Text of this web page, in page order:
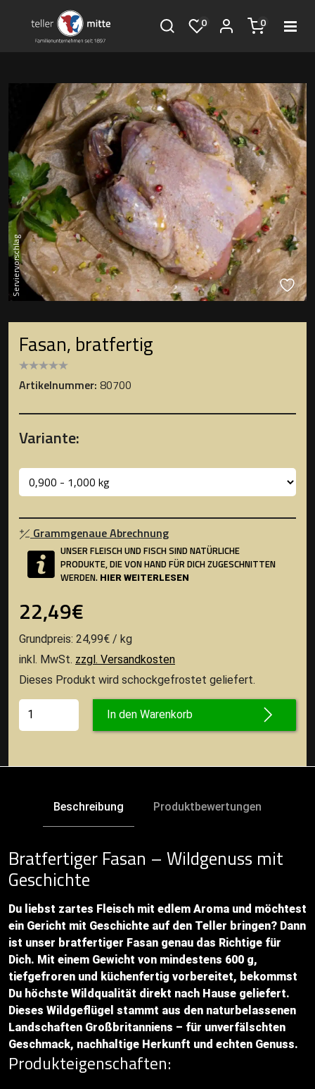
0 0
Serviervorschlag
Fasan, bratfertig
Artikelnummer: 80700
Variante:
Grammgenaue Abrechnung
UNSER FLEISCH UND FISCH SIND NATÜRLICHE
PRODUKTE, DIE VON HAND FÜR DICH ZUGESCHNITTEN
WERDEN. HIER WEITERLESEN
22,49€
Grundpreis: 24,99€ / kg
inkl. MwSt. zzgl. Versandkosten
Dieses Produkt wird schockgefrostet geliefert.
In den Warenkorb
Beschreibung Produktbewertungen
Bratfertiger Fasan – Wildgenuss mit
Geschichte
Du liebst zartes Fleisch mit edlem Aroma und möchtest
ein Gericht mit Geschichte auf den Teller bringen? Dann
ist unser bratfertiger Fasan genau das Richtige für
Dich. Mit einem Gewicht von mindestens 600 g,
tiefgefroren und küchenfertig vorbereitet, bekommst
Du höchste Wildqualität direkt nach Hause geliefert.
Dieses Wildgeflügel stammt aus den naturbelassenen
Landschaften Großbritanniens – für unverfälschten
Geschmack, nachhaltige Herkunft und echten Genuss.
Produkteigenschaften: